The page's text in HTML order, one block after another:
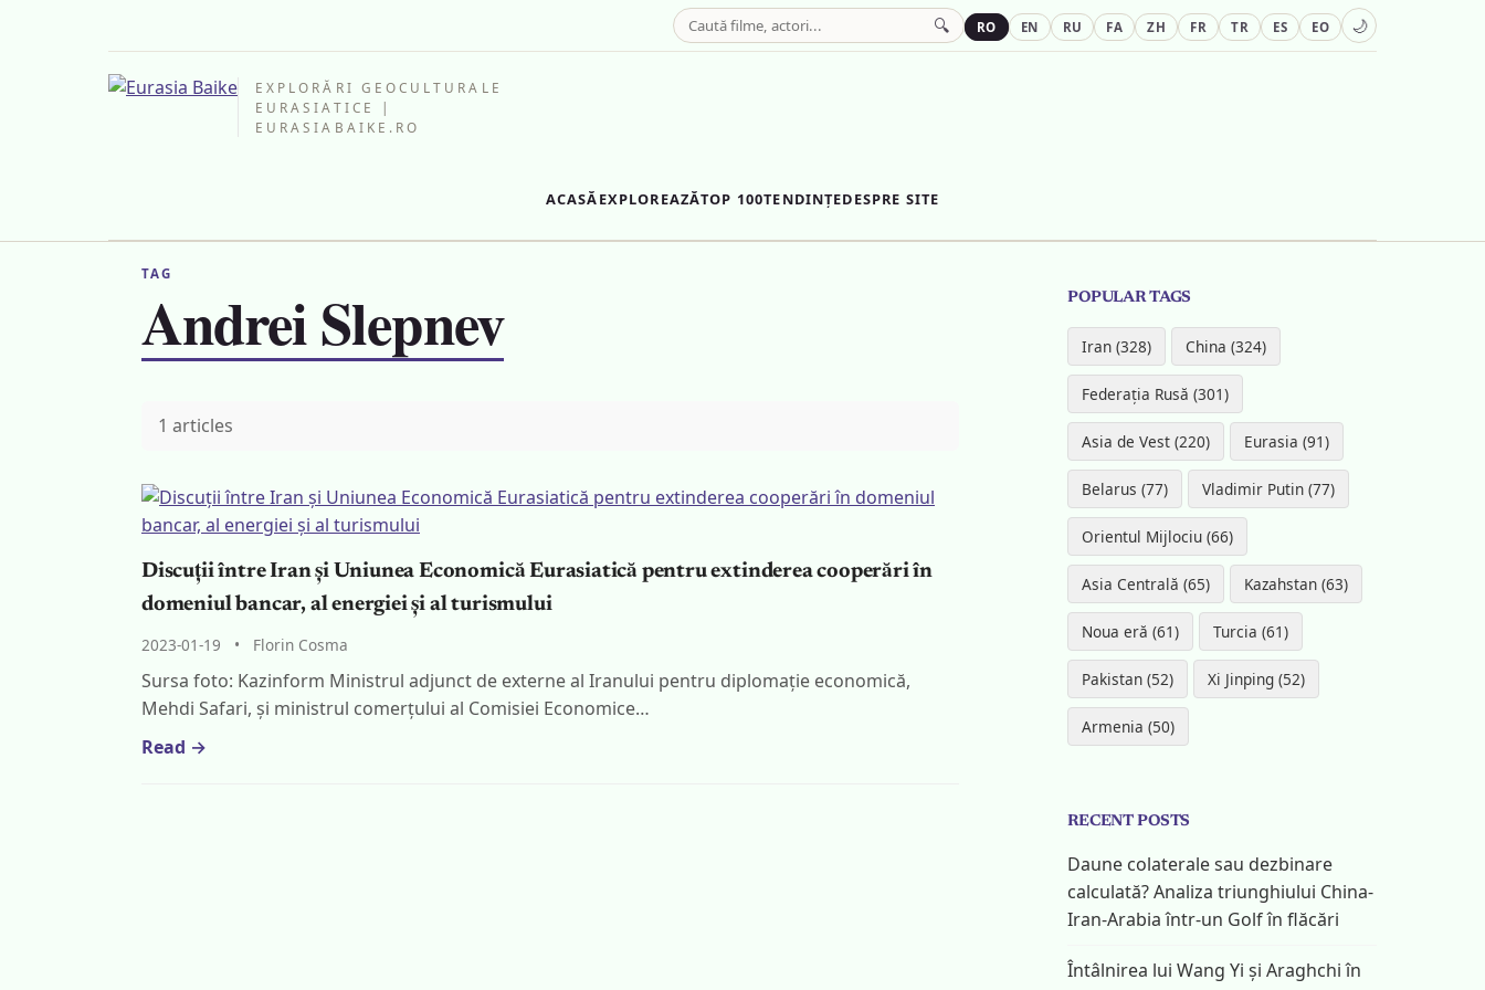
EXPLORĂRI GEOCULTURALE
EURASIATICE |
EURASIABAIKE.RO
ACASĂEXPLOREAZĂTOP 100TENDINȚEDESPRE SITE
🔍 RO EN RU FA ZH FR TR ES EO 🌙
TAG
Andrei Slepnev
1 articles
Discuții între Iran și Uniunea Economică Eurasiatică pentru extinderea cooperări în
domeniul bancar, al energiei și al turismului
2023-01-19
• Florin Cosma
Sursa foto: Kazinform Ministrul adjunct de externe al Iranului pentru diplomație economică,
Mehdi Safari, și ministrul comerțului al Comisiei Economice…
Read →
POPULAR TAGS
Iran (328) China (324)
Federația Rusă (301)
Asia de Vest (220) Eurasia (91)
Belarus (77) Vladimir Putin (77)
Orientul Mijlociu (66)
Asia Centrală (65) Kazahstan (63)
Noua eră (61) Turcia (61)
Pakistan (52) Xi Jinping (52)
Armenia (50)
RECENT POSTS
Daune colaterale sau dezbinare
calculată? Analiza triunghiului China-
Iran-Arabia într-un Golf în flăcări
Întâlnirea lui Wang Yi și Araghchi în